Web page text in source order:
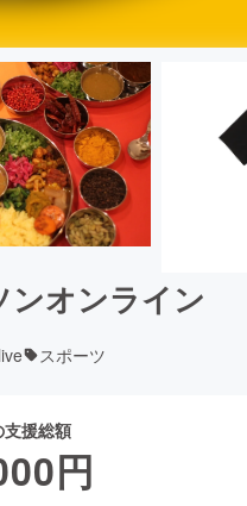
ンオンライン
スポーツ
援総額
円